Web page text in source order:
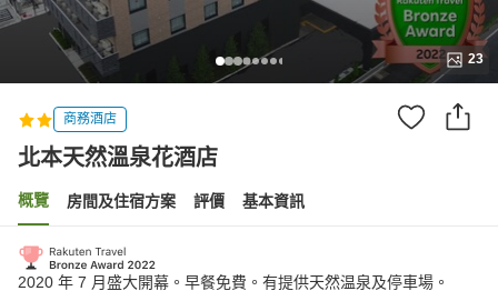
23
商務酒店
北本天然溫泉花酒店
概覽 房間及住宿方案 評價 基本資訊
2020 年 7 月盛大開幕。早餐免費。有提供天然温泉及停車場。